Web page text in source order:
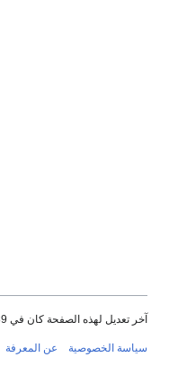
آخر تعديل لهذه الصفحة كان في 18:39, 12 يونيو 2021.
سياسة الخصوصية عن المعرفة